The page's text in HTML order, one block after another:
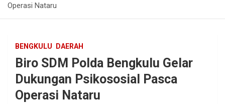
Operasi Nataru
BENGKULU DAERAH
Biro SDM Polda Bengkulu Gelar
Dukungan Psikososial Pasca
Operasi Nataru